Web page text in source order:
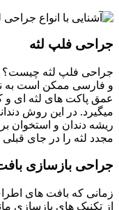
جراحی فلپ لثه
جراحی فلپ لثه چیست؟
و فارسی ممکن است به
عمق پاکت های لثه ای و
میگیرد. در این روش
ریشه دندان و استخوان
مجدد لثه را در جای
جراحی بازسازی
زمانی که بافت های
از تکنیک های بازسازی